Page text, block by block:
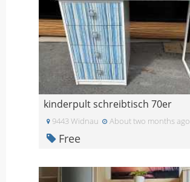
kinderpult schreibtisch 70er
9443 Widnau About two months ago
Free